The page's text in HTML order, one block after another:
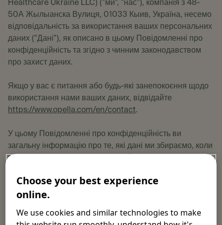
Healthcare Ukraine LLC) ("ми", "нас"), компанія з 48-
50А Жылыанска Вулиця, 01033 Кыив, Україна, несемо
відповідальність за використання ваших персональних
даних ("Дані"), як описано в цьому Повідомленні про
конфіденційність та згідно з чинним законодавством
про захист даних.
Якщо у вас є питання або будь-які занепокоєння щодо
використання нами ваших даних, відвідайте
https://www.opella.com/en/contact.
У цьому Повідомленні про конфіденційність ви
загальну інформацію про те, які дані ми збираємо, коли
ви взаємодієте з нашими веб-сайтами або сторінками,
збираємо, як ми їх використовуємо та які права ви
маєте щодо них. Більш детальну інформацію можна
конфіденційність для відвідувачів наших веб-сайтів і
Choose your best experience
online.
We use cookies and similar technologies to make